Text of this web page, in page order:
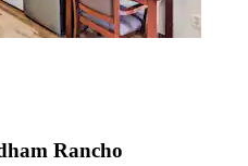
Rancho